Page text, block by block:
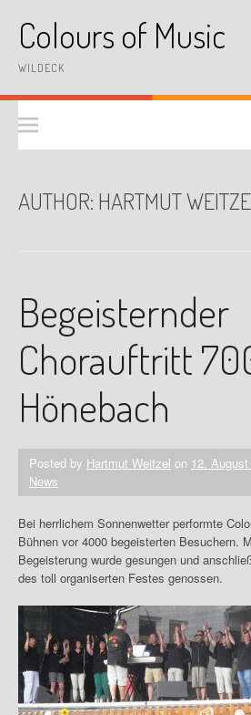
contentColours of Music
WILDECK
AUTHOR: HARTMUT
Begeisternder
Chorauftritt
Hönebach
Posted by Hartmut Weitzel on 12.
News
Bei herrlichem Sonnenwetter performte
Bühnen vor 4000 begeisterten Besuchern.
Begeisterung wurde gesungen und
des toll organiserten Festes genossen.